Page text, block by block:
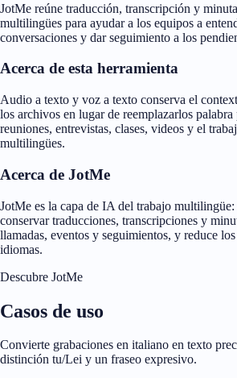
JotMe reúne traducción, transcripción y
multilingües para ayudar a los equipos a
conversaciones y dar seguimiento a los
Acerca de esta herramienta
Audio a texto y voz a texto conserva el
los archivos en lugar de reemplazarlos
reuniones, entrevistas, clases, videos y el
multilingües.
Acerca de JotMe
JotMe es la capa de IA del trabajo multilingüe:
conservar traducciones, transcripciones y
llamadas, eventos y seguimientos, y reduce
idiomas.
Descubre JotMe
Casos de uso
Convierte grabaciones en italiano en texto
distinción tu/Lei y un fraseo expresivo.